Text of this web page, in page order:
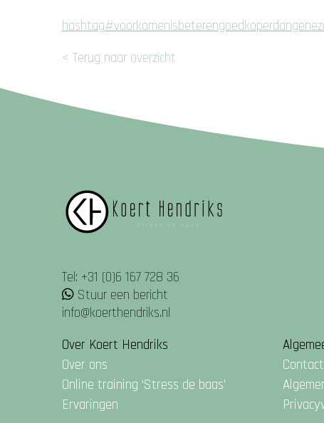
hashtag#
< Terug naar overzicht
Tel: +31 (0)6 167 728 36
Stuur een bericht
info@koerthendriks.nl
Over Koert Hendriks
Over ons
Online training ‘Stress de baas’
Ervaringen
Contact